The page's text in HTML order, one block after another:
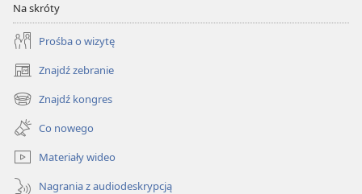
Na skróty
Prośba o wizytę
Znajdź zebranie
(opens
new
window)
Znajdź kongres
(opens
new
window)
Co nowego
Materiały wideo
Nagrania z audiodeskrypcją